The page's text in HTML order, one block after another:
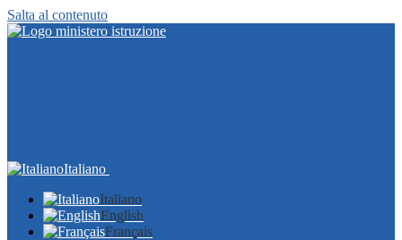
Salta al contenuto
Italiano
Italiano
English
Français